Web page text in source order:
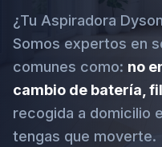
¿Tu Aspiradora
Somos expertos en
comunes como: no
cambio de batería,
recogida a domicilio
tengas que moverte.